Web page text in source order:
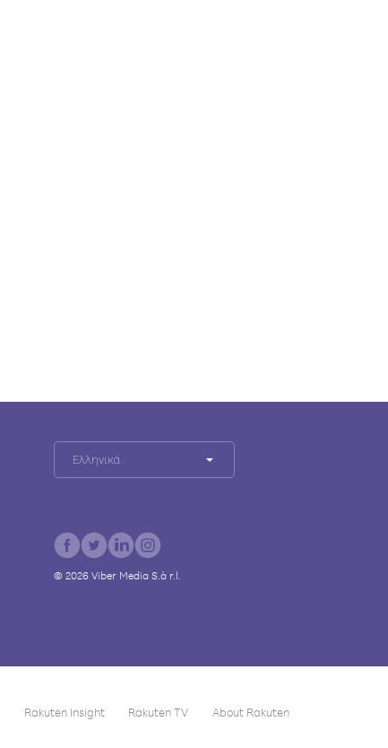
Ελληνικά
© 2026 Viber Media S.à r.l.
Rakuten Insight Rakuten TV About Rakuten